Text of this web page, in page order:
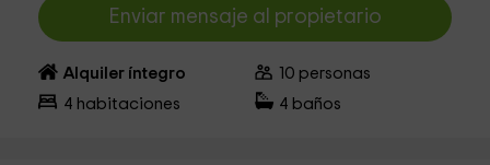
Enviar mensaje al propietario
Alquiler íntegro 10 personas
4 habitaciones 4 baños